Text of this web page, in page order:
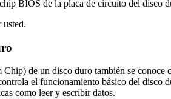
BIOS de la placa de circuito del disco
usted.
de un disco duro también se conoce
el funcionamiento básico del disco
como leer y escribir datos.